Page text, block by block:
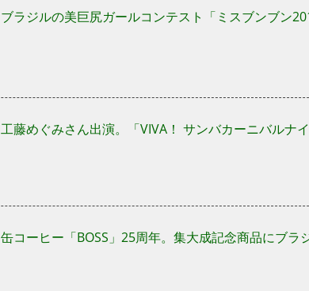
ブラジルの美巨尻ガールコンテスト「ミスブンブン
工藤めぐみさん出演。「VIVA！ サンバカーニバルナ
缶コーヒー「BOSS」25周年。集大成記念商品にブラ